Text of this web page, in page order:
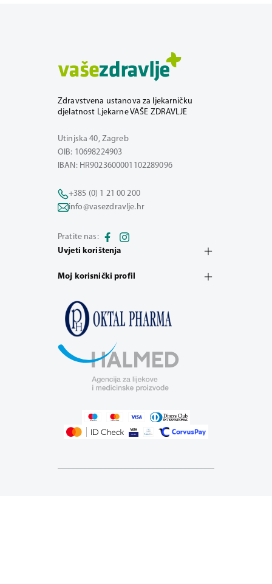
Zdravstvena ustanova za ljekarničku
djelatnost Ljekarne VAŠE ZDRAVLJE
Utinjska 40, Zagreb
OIB: 10698224903
IBAN: HR9023600001102289096
+385 (0) 1 21 00 200
info@vasezdravlje.hr
Pratite nas:
Uvjeti korištenja
Moj korisnički profil